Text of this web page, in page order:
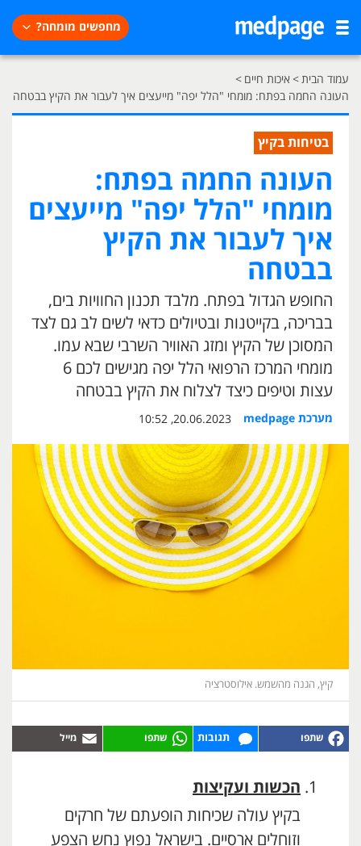
מחפשים מומחה?
עמוד הבית> איכות חיים >
העונה החמה בפתח: מומחי "הלל יפה" מייעצים איך לעבור את הקיץ בבטחה
בטיחות בקיץ
העונה החמה בפתח:
מומחי "הלל יפה" מייעצים
איך לעבור את הקיץ
בבטחה
החופש הגדול בפתח. מלבד תכנון החוויות בים,
בבריכה, בקייטנות ובטיולים כדאי לשים לב גם לצד
המסוכן של הקיץ ומזג האוויר השרבי שבא עמו.
מומחי המרכז הרפואי הלל יפה מגישים לכם 6
עצות וטיפים כיצד לצלוח את הקיץ בבטחה
מערכת medpage 20.06.2023, 10:52
קיץ, הגנה מהשמש. אילוסטרציה
תגובות
הכשות ועקיצות
בקיץ עולה שכיחות הופעתם של חרקים
וזוחלים ארסיים. בישראל נפוץ נחש הצפע